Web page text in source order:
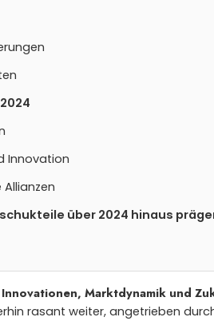
Innovation
über 2024 hinaus
Marktdynamik und
rasant weiter, angetrieben